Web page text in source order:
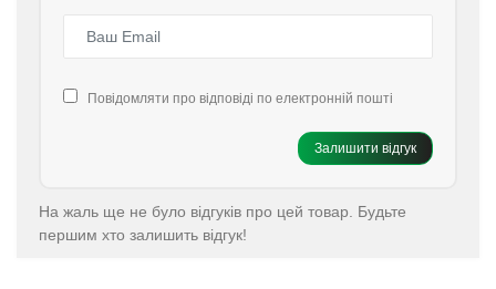
Повідомляти про відповіді по електронній пошті
Залишити відгук
На жаль ще не було відгуків про цей товар. Будьте
першим хто залишить відгук!